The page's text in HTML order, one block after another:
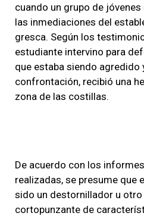
cuando un grupo de
las inmediaciones del
gresca. Según los
estudiante intervino para
que estaba siendo agredido
confrontación, recibió una
zona de las costillas.
De acuerdo con los
realizadas, se presume que
sido un destornillador u
cortopunzante de